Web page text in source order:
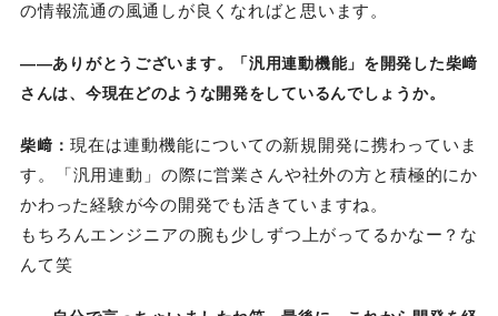
の情報流通の風通しが良くなればと思います。
――ありがとうございます。「汎用連動機能」を開発した柴﨑
さんは、今現在どのような開発をしているんでしょうか。
柴﨑： 現在は連動機能についての新規開発に携わっていま
す。「汎用連動」の際に営業さんや社外の方と積極的にか
かわった経験が今の開発でも活きていますね。
もちろんエンジニアの腕も少しずつ上がってるかなー？な
んて笑